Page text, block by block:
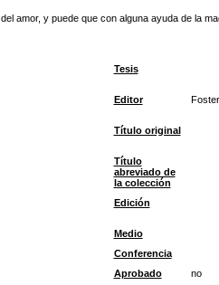
amor, y puede que con alguna ayuda de la
Tesis
Editor
Título original
Título
abreviado de
la colección
Edición
Medio
Conferencia
Aprobado
no